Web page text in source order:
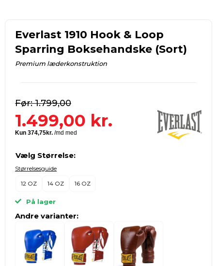
Everlast 1910 Hook & Loop
Sparring Boksehandske (Sort)
Premium læderkonstruktion
1.799,00
1.499,00 kr.
Størrelsesguide
Vælg Størrelse:
12 OZ 14 OZ 16 OZ
På lager
Andre varianter: